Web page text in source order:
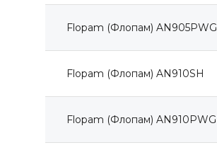
Flopam (Флопам) AN905PWG
Flopam (Флопам) AN910SH
Flopam (Флопам) AN910PWG